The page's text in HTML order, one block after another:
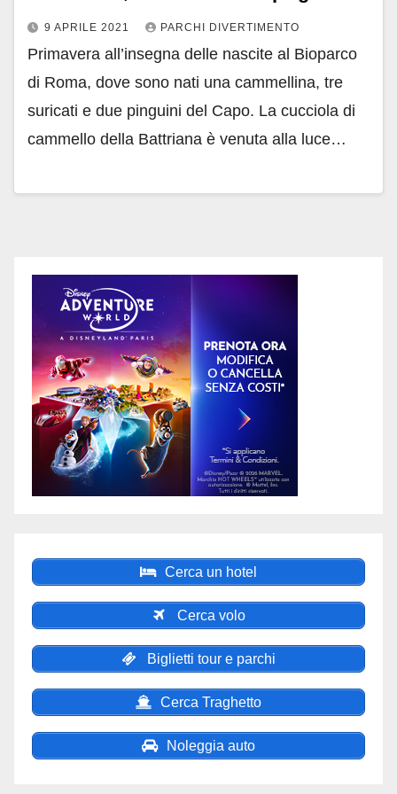
9 APRILE 2021 PARCHI DIVERTIMENTO
Primavera all’insegna delle nascite al Bioparco
di Roma, dove sono nati una cammellina, tre
suricati e due pinguini del Capo. La cucciola di
cammello della Battriana è venuta alla luce…
Cerca un hotel
Cerca volo
Biglietti tour e parchi
Cerca Traghetto
Noleggia auto